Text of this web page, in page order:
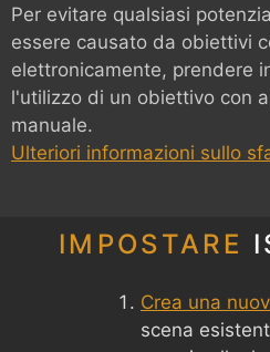
Per evitare qualsiasi
essere causato da obiettivi
elettronicamente, prendere
l'utilizzo di un obiettivo con
manuale.
Ulteriori informazioni sullo
IMPOSTARE
Crea una
scena